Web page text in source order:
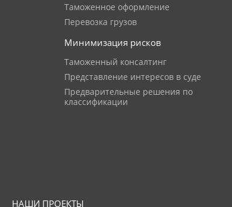
Таможенное оформление
Перевозка грузов
Минимизация рисков
Таможенный консалтинг
Представление интересов в суде
Предварительные решения по
классификации
НАШИ ПРОЕКТЫ